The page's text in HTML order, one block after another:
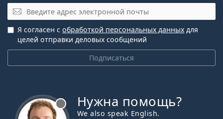
Эл. почта
Подписаться
Я согласен с обработкой персональных данных для
целей отправки деловых сообщений
Нужна помощь?
We also speak English.